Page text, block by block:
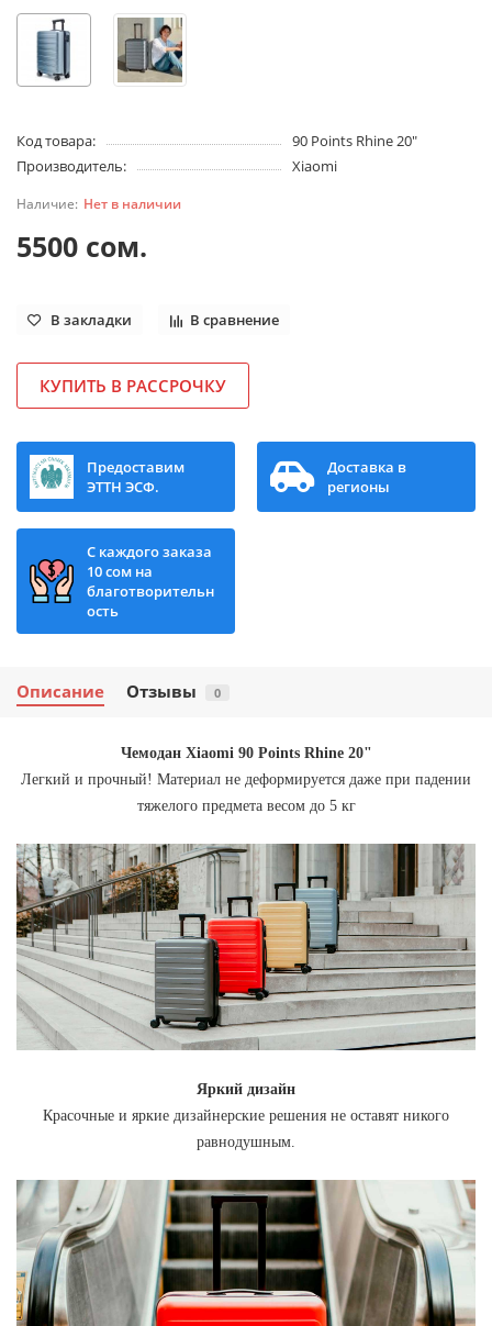
Код товара:
90 Points Rhine 20"
Производитель:
Xiaomi
Нет в наличии
5500 сом.
В закладки В сравнение
КУПИТЬ В РАССРОЧКУ
Предоставим
ЭТТН ЭСФ.
Доставка в
регионы
С каждого заказа
10 сом на
благотворительн
ость
Описание Отзывы 0
Чемодан Xiaomi 90 Points Rhine 20"
Легкий и прочный! Материал не деформируется даже при падении
тяжелого предмета весом до 5 кг
Яркий дизайн
Красочные и яркие дизайнерские решения не оставят никого
равнодушным.